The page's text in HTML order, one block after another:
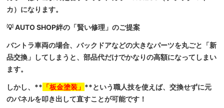
カ）になります。
💡 AUTO SHOP絆の「賢い修理」のご提案
バントラ車両の場合、バックドアなどの大きなパーツを丸ごと「新
品交換」してしまうと、部品代だけでかなりの高額になってしまい
ます。
しかし、** 「板金塗装」 **という職人技を使えば、交換せずに元
のパネルを叩き出して直すことが可能です！